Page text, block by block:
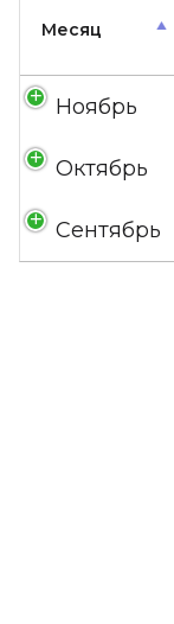
Месяц
Ноябрь
Октябрь
Сентябрь